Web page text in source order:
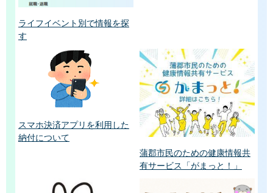
ライフイベント別で情報を探
す
スマホ決済アプリを利用した
納付について
蒲郡市民のための健康情報共
有サービス「がまっと！」